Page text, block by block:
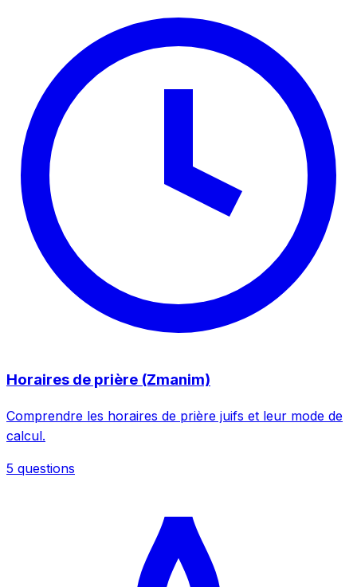
Horaires de prière (Zmanim)
Comprendre les horaires de prière juifs et leur mode de
calcul.
5 questions